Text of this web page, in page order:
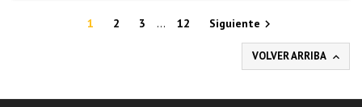
1 2 3 … 12 Siguiente 
VOLVER ARRIBA 